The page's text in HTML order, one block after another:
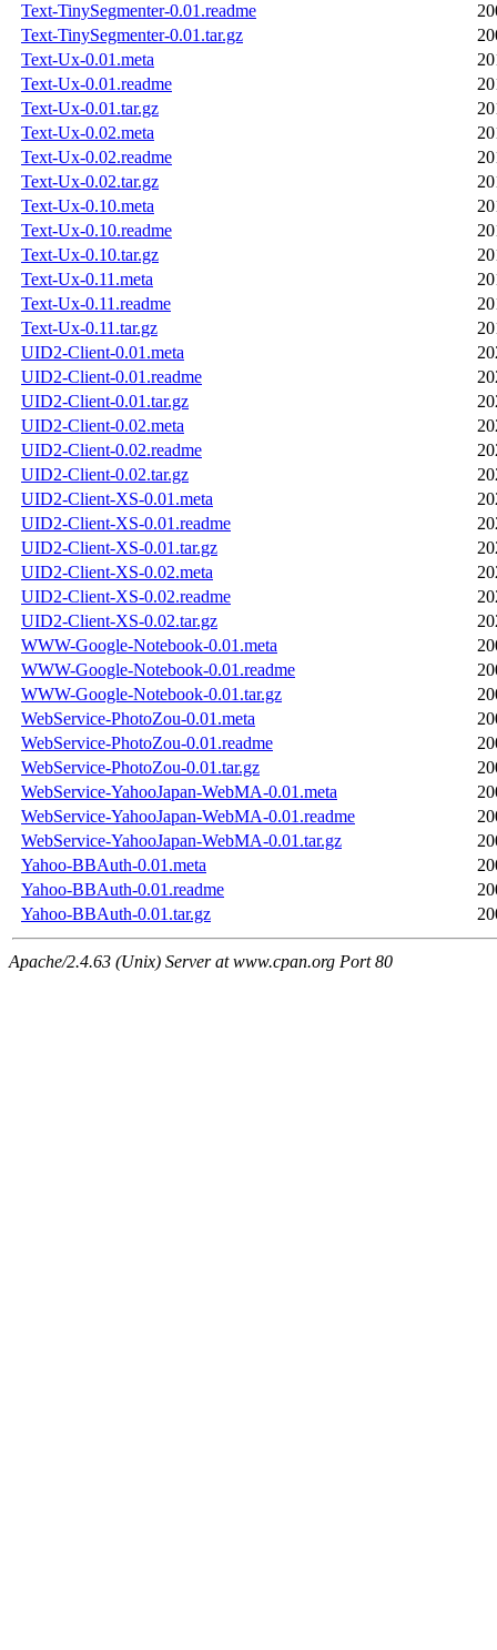
Text-TinySegmenter-0.01.readme
Text-TinySegmenter-0.01.tar.gz
Text-Ux-0.01.meta
Text-Ux-0.01.readme
Text-Ux-0.01.tar.gz
Text-Ux-0.02.meta
Text-Ux-0.02.readme
Text-Ux-0.02.tar.gz
Text-Ux-0.10.meta
Text-Ux-0.10.readme
Text-Ux-0.10.tar.gz
Text-Ux-0.11.meta
Text-Ux-0.11.readme
Text-Ux-0.11.tar.gz
UID2-Client-0.01.meta
UID2-Client-0.01.readme
UID2-Client-0.01.tar.gz
UID2-Client-0.02.meta
UID2-Client-0.02.readme
UID2-Client-0.02.tar.gz
UID2-Client-XS-0.01.meta
UID2-Client-XS-0.01.readme
UID2-Client-XS-0.01.tar.gz
UID2-Client-XS-0.02.meta
UID2-Client-XS-0.02.readme
UID2-Client-XS-0.02.tar.gz
WWW-Google-Notebook-0.01.meta
WWW-Google-Notebook-0.01.readme
WWW-Google-Notebook-0.01.tar.gz
WebService-PhotoZou-0.01.meta
WebService-PhotoZou-0.01.readme
WebService-PhotoZou-0.01.tar.gz
WebService-YahooJapan-WebMA-0.01.meta
WebService-YahooJapan-WebMA-0.01.readme
WebService-YahooJapan-WebMA-0.01.tar.gz
Yahoo-BBAuth-0.01.meta
Yahoo-BBAuth-0.01.readme
Yahoo-BBAuth-0.01.tar.gz
Apache/2.4.63 (Unix) Server at www.cpan.org Port 80